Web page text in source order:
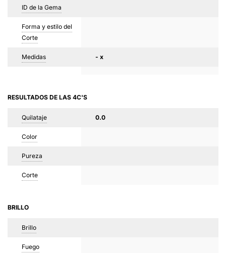
ID de la Gema
Forma y estilo del
Corte
Medidas - x
RESULTADOS DE LAS 4C'S
Quilataje 0.0
Color
Pureza
Corte
BRILLO
Brillo
Fuego